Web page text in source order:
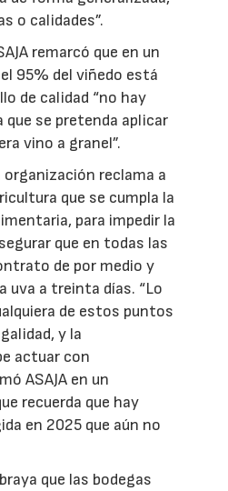
o calidades”.
remarcó que en un
95% del viñedo está
de calidad “no hay
que se pretenda aplicar
vino a granel”.
reclama a
que se cumpla la
para impedir la
que en todas las
de por medio y
uva a treinta días. “Lo
de estos puntos
y la
actuar con
ASAJA en un
recuerda que hay
en 2025 que aún no
que las bodegas